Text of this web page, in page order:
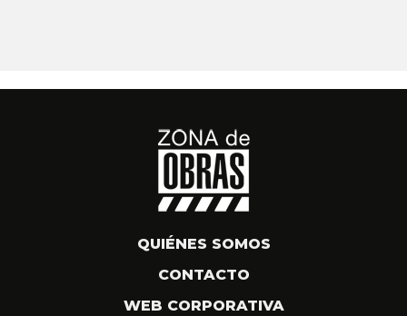
QUIÉNES SOMOS
CONTACTO
WEB CORPORATIVA